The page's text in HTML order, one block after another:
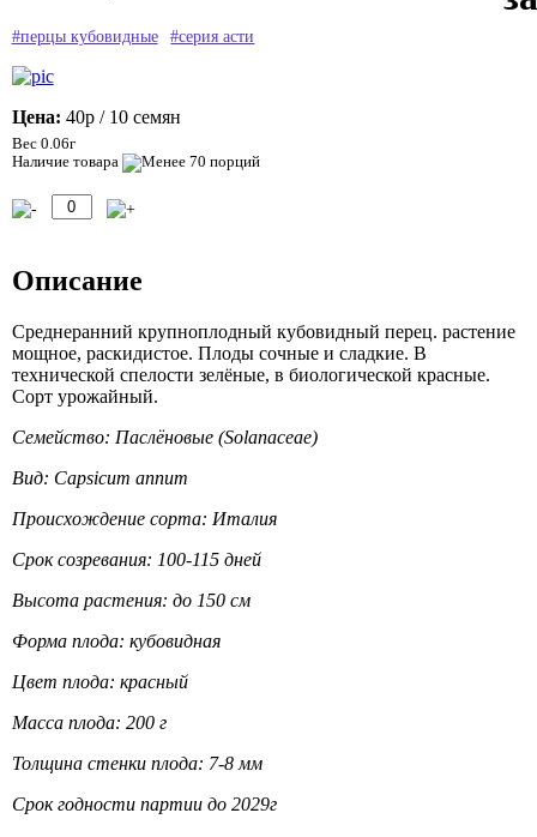
#перцы кубовидные #серия асти
Цена: 40р / 10 семян
Вес 0.06г
Наличие товара
Описание
Среднеранний крупноплодный кубовидный перец. растение
мощное, раскидистое. Плоды сочные и сладкие. В
технической спелости зелёные, в биологической красные.
Сорт урожайный.
Семейство: Паслёновые (Solanaceae)
Вид: Capsicum annum
Происхождение сорта: Италия
Срок созревания: 100-115 дней
Высота растения: до 150 см
Форма плода: кубовидная
Цвет плода: красный
Масса плода: 200 г
Толщина стенки плода: 7-8 мм
Срок годности партии до 2029г